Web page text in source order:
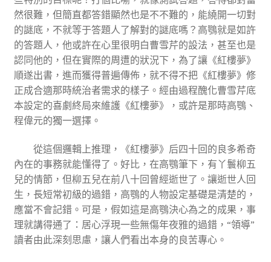
然很難，但簡直都答錯顯然也是不不難的，能繞開一切對
的謎底，不就等于答題人了解對的謎底嗎？高鶚就是如許
的答題人，他或許在心里很明白曹雪芹的設法，甚至也是
認同他的，但在實際的周遭的狀況下，為了讓《紅樓夢》
順遂出書，進而獲得普遍傳佈，就不得不把《紅樓夢》修
正成合適那時統治者需求的樣子。經由過程醜化曹雪芹底
本設定的喜劇終局來維護《紅樓夢》，或許是那時高鶚、
程偉元的獨一選擇。
從這個邏輯上推理，《紅樓夢》后四十回的良多希奇
內在的事務就能懂得了。好比，在高鶚筆下，有丫鬟柳五
兒的情節，但柳五兒在前八十回曾經逝世了。讓逝世人回
生，長短常初級的過錯，高鶚的人物設定基礎是清楚的，
應當不會記錯。可是，假如這是高鶚決心為之的成果，事
理就講得通了：居心浮現一些無傷年夜雅的過錯，“領導”
讀者由此深刻思慮，讓人們看出本身的良苦專心。